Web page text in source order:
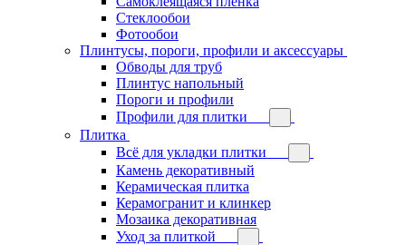
Стеклообои
Фотообои
Плинтусы, пороги, профили и аксессуары
Обводы для труб
Плинтус напольный
Пороги и профили
Профили для плитки
Плитка
Всё для укладки плитки
Камень декоративный
Керамическая плитка
Керамогранит и клинкер
Мозаика декоративная
Уход за плиткой